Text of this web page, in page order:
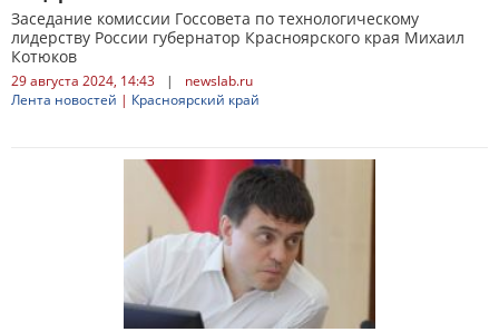
Заседание комиссии Госсовета по технологическому
лидерству России губернатор Красноярского края Михаил
Котюков
29 августа 2024, 14:43 |
newslab.ru
Лента новостей | Красноярский край